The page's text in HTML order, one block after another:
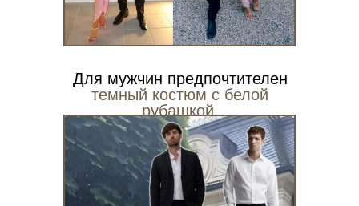
Для мужчин предпочтителен
темный костюм с белой
рубашкой.